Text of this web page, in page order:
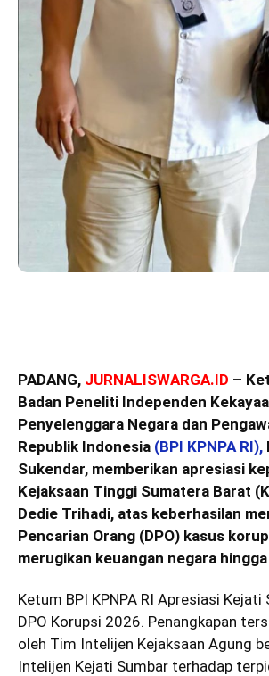
PADANG, JURNALISWARGA.ID –
Badan Peneliti Independen
Penyelenggara Negara dan
Republik Indonesia (BPI KPNPA RI),
Sukendar, memberikan apresiasi
Kejaksaan Tinggi Sumatera Barat
Dedie Trihadi, atas keberhasilan
Pencarian Orang (DPO) kasus
merugikan keuangan negara
Ketum BPI KPNPA RI Apresiasi Kejati
DPO Korupsi 2026. Penangkapan
oleh Tim Intelijen Kejaksaan Agung
Intelijen Kejati Sumbar terhadap